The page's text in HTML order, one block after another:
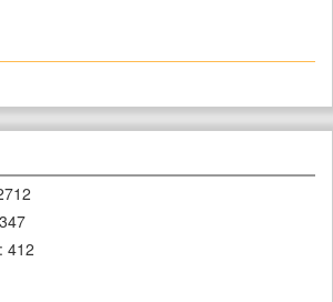
347
: 412